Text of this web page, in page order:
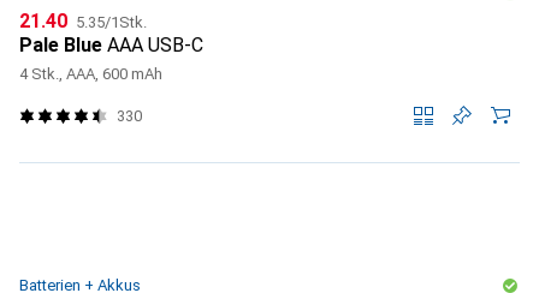
CHF
21.40 CHF
5.35/1Stk.
Pale Blue AAA USB-C
4 Stk., AAA, 600 mAh
330
Batterien + Akkus